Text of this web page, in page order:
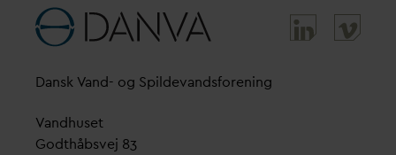
Dansk Vand- og Spildevandsforening
Vandhuset
Godthåbsvej 83